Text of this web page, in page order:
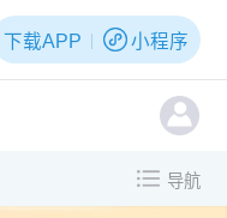
下载APP 小程序
导航